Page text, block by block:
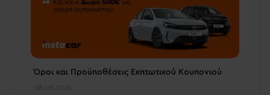
Όροι και Προϋποθέσεις Εκπτωτικού Κουπονιού
08.06.2026